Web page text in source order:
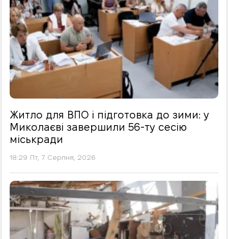
Житло для ВПО і підготовка до зими: у
Миколаєві завершили 56-ту сесію
міськради
18:29 Пт, 7 Серпня, 2026